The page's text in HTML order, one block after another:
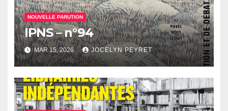
NOUVELLE PARUTION
IPNS – n°94
MAR 15, 2026 JOCELYN PEYRET